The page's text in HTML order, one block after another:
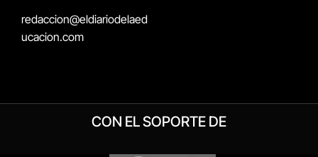
redaccion@eldiariodelaed
ucacion.com
CON EL SOPORTE DE